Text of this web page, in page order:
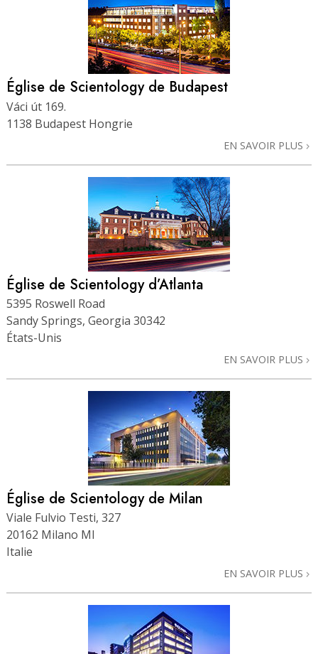
Église de Scientology de Budapest
Váci út 169.
1138 Budapest Hongrie
EN SAVOIR PLUS
Église de Scientology d’Atlanta
5395 Roswell Road
Sandy Springs, Georgia 30342
États-Unis
EN SAVOIR PLUS
Église de Scientology de Milan
Viale Fulvio Testi, 327
20162 Milano MI
Italie
EN SAVOIR PLUS